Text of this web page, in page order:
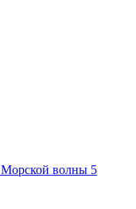
Морской волны 5